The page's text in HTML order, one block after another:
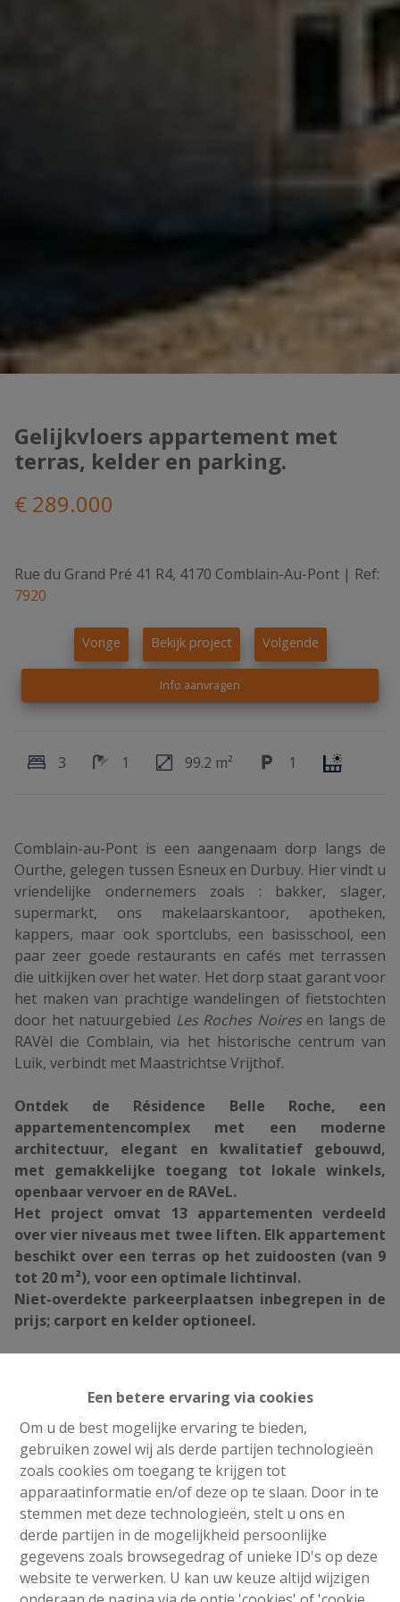
Een betere ervaring via cookies
Om u de best mogelijke ervaring te bieden,
gebruiken zowel wij als derde partijen technologieën
zoals cookies om toegang te krijgen tot
apparaatinformatie en/of deze op te slaan. Door in te
stemmen met deze technologieën, stelt u ons en
derde partijen in de mogelijkheid persoonlijke
gegevens zoals browsegedrag of unieke ID's op deze
website te verwerken. U kan uw keuze altijd wijzigen
Gelijkvloers appartement met
terras, kelder en parking.
€ 289.000
Rue du Grand Pré 41 R4, 4170 Comblain-Au-Pont | Ref:
7920
Vorige Bekijk project Volgende
Info aanvragen
3 1 99.2 m² 1
Comblain-au-Pont is een aangenaam dorp langs de
Ourthe, gelegen tussen Esneux en Durbuy. Hier vindt u
vriendelijke ondernemers zoals : bakker, slager,
supermarkt, ons makelaarskantoor, apotheken,
kappers, maar ook sportclubs, een basisschool, een
paar zeer goede restaurants en cafés met terrassen
die uitkijken over het water. Het dorp staat garant voor
het maken van prachtige wandelingen of fietstochten
door het natuurgebied Les Roches Noiresen langs de
RAVèl die Comblain, via het historische centrum van
Luik, verbindt met Maastrichtse Vrijthof.
Ontdek de Résidence Belle Roche, een
appartementencomplex met een moderne
architectuur, elegant en kwalitatief gebouwd,
met gemakkelijke toegang tot lokale winkels,
openbaar vervoer en de RAVeL.
Het project omvat 13 appartementen verdeeld
over vier niveaus met twee liften. Elk appartement
beschikt over een terras op het zuidoosten (van 9
tot 20 m²), voor een optimale lichtinval.
Niet-overdekte parkeerplaatsen inbegrepen in de
prijs; carport en kelder optioneel.
een zuidoost georiënteerd terras van 10,30 m² met
uitzicht op het water, de rotswanden en de Ravel.
Indeling:
inkomhal met toilet, wasruimte, ruime living met open
keuken en glasdeuren naar het terras, overloop, 3
slaapkamers, 1 badkamer met douche en 2eWC. Kelder,
parking en carport (optioneel).
Uitstekende energieprestaties :